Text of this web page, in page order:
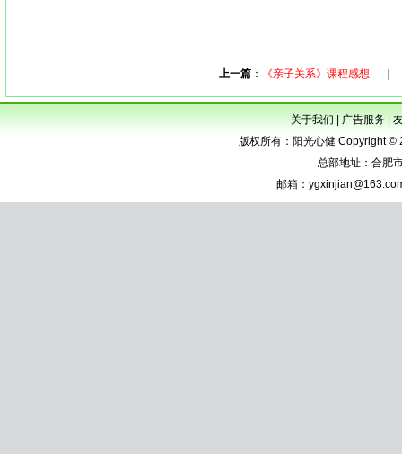
上一篇： 《亲子关系》课程感想
关于我们 广告服务
版权所有：阳光心健 Copyright ©
总部地址：合肥
邮箱：